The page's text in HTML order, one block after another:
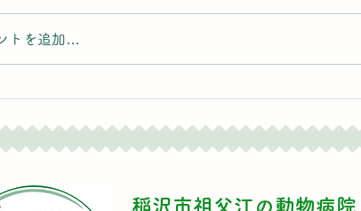
お盆期間中の診療時間
いて
トを追加…
稲沢市祖父江の動物病院